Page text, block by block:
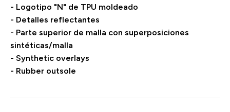
- Logotipo "N" de TPU moldeado
- Detalles reflectantes
- Parte superior de malla con superposiciones
sintéticas/malla
- Synthetic overlays
- Rubber outsole